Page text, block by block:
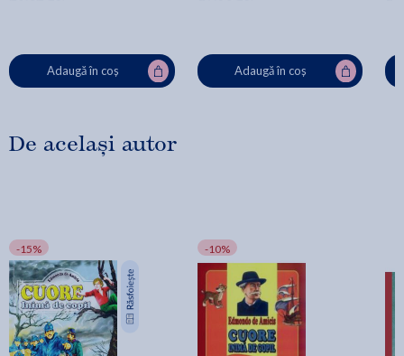
Adaugă în coș Adaugă în coș
De același autor
-15% -10%